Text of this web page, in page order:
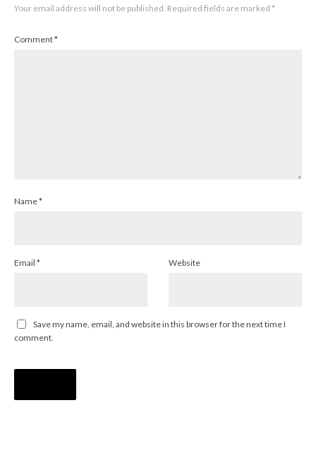
Your email address will not be published. Required fields are marked *
Comment*
Name*
Email * Website
Save my name, email, and website in this browser for the next time I
comment.